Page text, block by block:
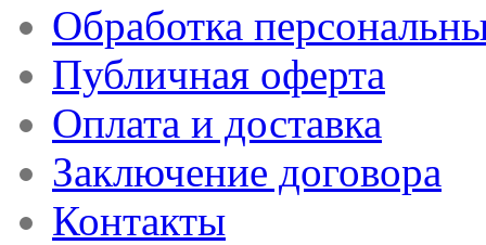
Обработка
Публичная оферта
Оплата и доставка
Заключение договора
Контакты